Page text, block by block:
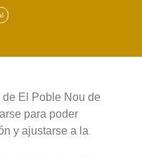
El Poble Nou de
para poder
y ajustarse a la